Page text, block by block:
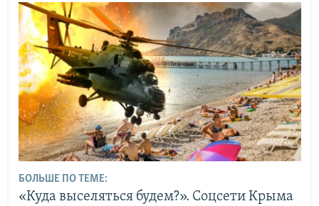
БОЛЬШЕ ПО ТЕМЕ:
«Куда выселяться будем?». Соцсети Крыма